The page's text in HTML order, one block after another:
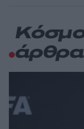
άρθρα